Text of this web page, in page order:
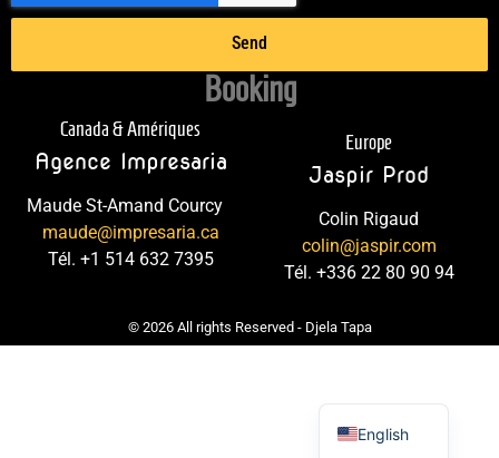
Send
Booking
Canada & Amériques
Agence Impresaria
Maude St-Amand Courcy
maude@impresaria.ca
Tél. +1 514 632 7395
Europe
Jaspir Prod
Colin Rigaud
colin@jaspir.com
Tél. +336 22 80 90 94
© 2026 All rights Reserved - Djela Tapa
English